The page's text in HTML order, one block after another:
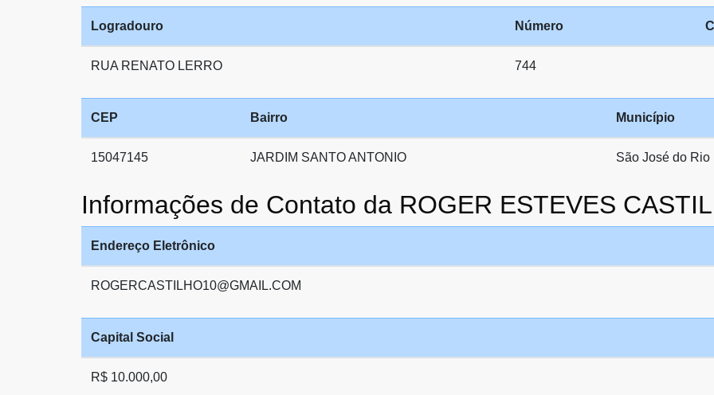
Logradouro Número
RUA RENATO LERRO 744
CEP Bairro Município
15047145 JARDIM SANTO ANTONIO São José do Rio
Informações de Contato da ROGER ESTEVES
Endereço Eletrônico
ROGERCASTILHO10@GMAIL.COM
Capital Social
R$ 10.000,00